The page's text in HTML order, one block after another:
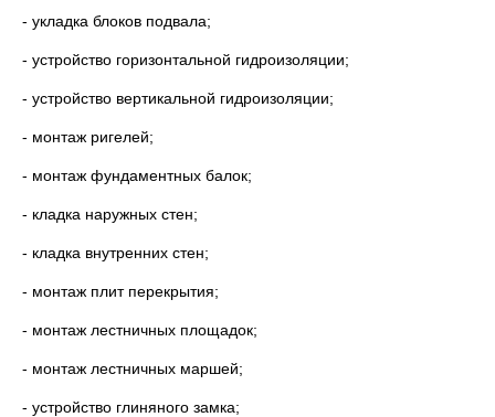
- укладка блоков подвала;
- устройство горизонтальной гидроизоляции;
- устройство вертикальной гидроизоляции;
- монтаж ригелей;
- монтаж фундаментных балок;
- кладка наружных стен;
- кладка внутренних стен;
- монтаж плит перекрытия;
- монтаж лестничных площадок;
- монтаж лестничных маршей;
- устройство глиняного замка;